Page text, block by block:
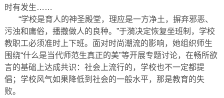
时有发生……
“学校是育人的神圣殿堂，理应是一方净土，摒弃邪恶、
污浊和庸俗，播撒做人的良种。”于漪决定恢复坐班制，学校
教职工必须准时上下班。面对时尚潮流的影响，她组织师生
围绕“什么是当代师范生真正的美”等开展专题讨论，在畅所欲
言的基础上达成共识：社会上流行的，学校也不一定都提
倡；学校风气如果降低到社会的一般水平，那是教育的失
败。